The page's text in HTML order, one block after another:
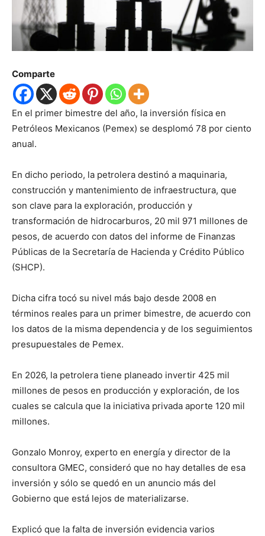
Comparte
En el primer bimestre del año, la inversión física en
Petróleos Mexicanos (Pemex) se desplomó 78 por ciento
anual.
En dicho periodo, la petrolera destinó a maquinaria,
construcción y mantenimiento de infraestructura, que
son clave para la exploración, producción y
transformación de hidrocarburos, 20 mil 971 millones de
pesos, de acuerdo con datos del informe de Finanzas
Públicas de la Secretaría de Hacienda y Crédito Público
(SHCP).
Dicha cifra tocó su nivel más bajo desde 2008 en
términos reales para un primer bimestre, de acuerdo con
los datos de la misma dependencia y de los seguimientos
presupuestales de Pemex.
En 2026, la petrolera tiene planeado invertir 425 mil
millones de pesos en producción y exploración, de los
cuales se calcula que la iniciativa privada aporte 120 mil
millones.
Gonzalo Monroy, experto en energía y director de la
consultora GMEC, consideró que no hay detalles de esa
inversión y sólo se quedó en un anuncio más del
Gobierno que está lejos de materializarse.
Explicó que la falta de inversión evidencia varios